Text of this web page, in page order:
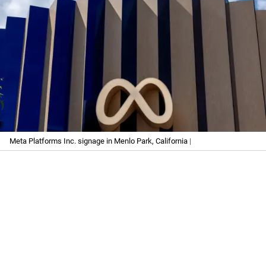
Meta Platforms Inc. signage in Menlo Park, California |